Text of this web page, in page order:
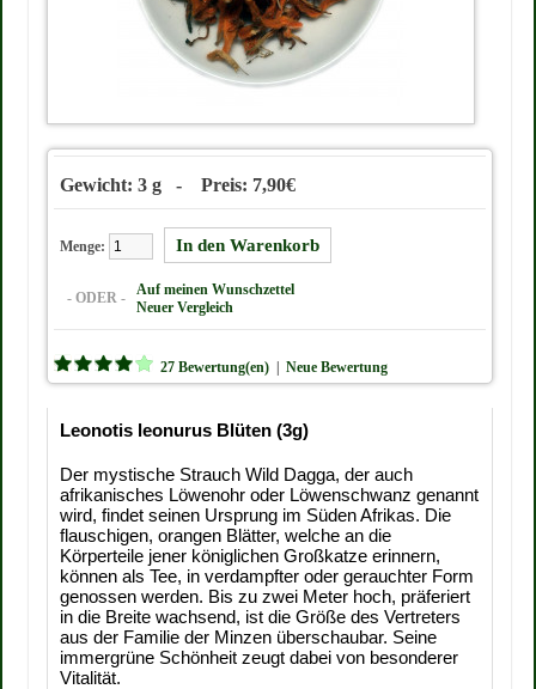
Gewicht: 3 g - Preis: 7,90€
Menge:
- ODER -
Auf meinen Wunschzettel
Neuer Vergleich
27 Bewertung(en) |Neue Bewertung
Leonotis leonurus Blüten (3g)
Der mystische Strauch Wild Dagga, der auch
afrikanisches Löwenohr oder Löwenschwanz genannt
wird, findet seinen Ursprung im Süden Afrikas. Die
flauschigen, orangen Blätter, welche an die
Körperteile jener königlichen Großkatze erinnern,
können als Tee, in verdampfter oder gerauchter Form
genossen werden. Bis zu zwei Meter hoch, präferiert
in die Breite wachsend, ist die Größe des Vertreters
aus der Familie der Minzen überschaubar. Seine
immergrüne Schönheit zeugt dabei von besonderer
Vitalität.